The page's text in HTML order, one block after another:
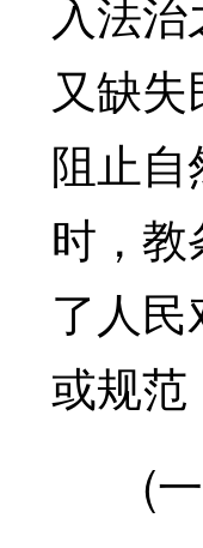
入法
又缺
阻止
时，
了人
或规范
(一)